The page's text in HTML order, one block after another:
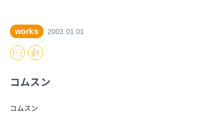
works 2003.01.01
コムスン
コムスン